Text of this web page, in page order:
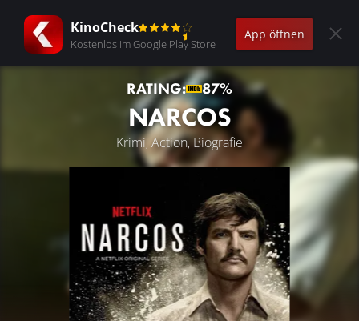
KinoCheck
Kostenlos im Google Play Store
App öffnen
RATING: 87%
NARCOS
Krimi, Action, Biografie